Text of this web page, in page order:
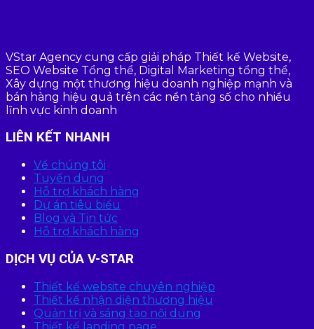
VStar Agency cung cấp giải pháp Thiết kế Website,
SEO Website Tổng thể, Digital Marketing tổng thể,
Xây dựng một thương hiệu doanh nghiệp mạnh và
bán hàng hiệu quả trên các nền tảng số cho nhiều
lĩnh vực kinh doanh
LIÊN KẾT NHANH
Về chúng tôi
Tuyển dụng
Hỗ trợ khách hàng
Dự án tiêu biểu
Blog và Tin tức
Hỗ trợ khách hàng
DỊCH VỤ CỦA V-STAR
Thiết kế website chuyên nghiệp
Thiết kế nhận diện thương hiệu
Quản trị và sáng tạo nội dung
Thiết kế landing page